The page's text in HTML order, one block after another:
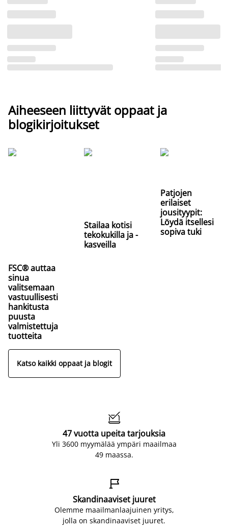
Aiheeseen liittyvät oppaat ja
blogikirjoitukset
FSC® auttaa
sinua
valitsemaan
vastuullisesti
hankitusta
puusta
valmistettuja
tuotteita
Stailaa kotisi
tekokukilla ja -
kasveilla
Patjojen
erilaiset
jousityypit:
Löydä itsellesi
sopiva tuki
Katso kaikki oppaat ja blogit

47 vuotta upeita tarjouksia
Yli 3600 myymälää ympäri maailmaa
49 maassa.

Skandinaaviset juuret
Olemme maailmanlaajuinen yritys,
jolla on skandinaaviset juuret.